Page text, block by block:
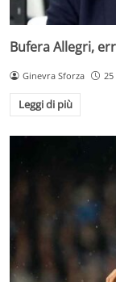
Bufera Allegri,
Ginevra Sforza
Leggi di più